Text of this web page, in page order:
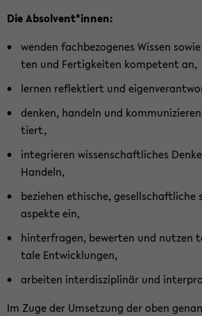
Die Ab­sol­vent*innen:
wen­den fach­be­zo­ge­nes Wis­sen
ten und Fer­tig­kei­ten kom­pe­tent an,
ler­nen re­flek­tiert und
den­ken, han­deln und
tiert,
in­te­grie­ren wis­sen­schaft­li­ches
Han­deln,
be­zie­hen ethi­sche,
aspek­te ein,
hin­ter­fra­gen, be­wer­ten und nut­zen
ta­le Ent­wick­lun­gen,
ar­bei­ten in­ter­dis­zi­pli­när und
Im Zuge der Um­set­zung der oben